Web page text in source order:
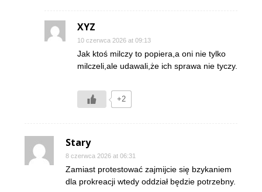
XYZ
10 czerwca 2026 at 09:13
Jak ktoś milczy to popiera,a oni nie tylko
milczeli,ale udawali,że ich sprawa nie tyczy.
+2
Stary
8 czerwca 2026 at 06:31
Zamiast protestować zajmijcie się bzykaniem
dla prokreacji wtedy oddział będzie potrzebny.